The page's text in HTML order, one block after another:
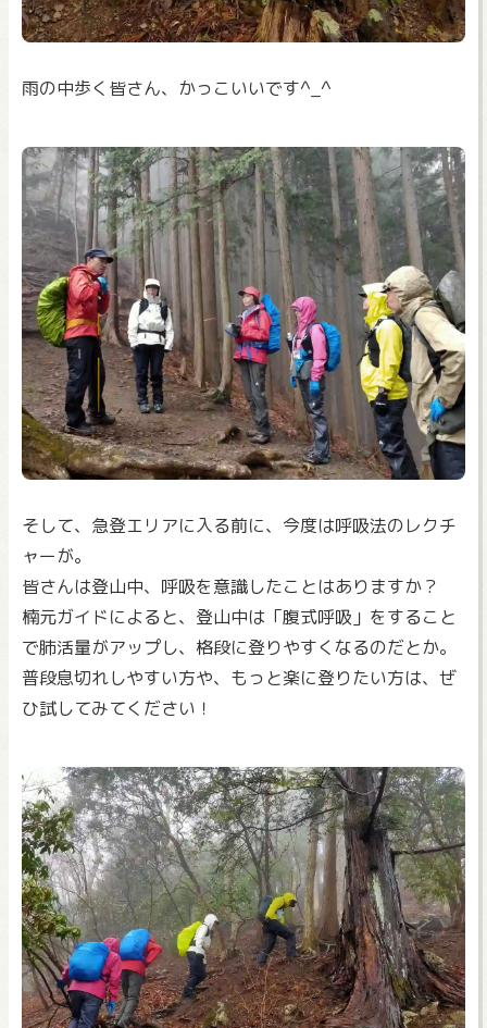
雨の中歩く皆さん、かっこいいです^_^
そして、急登エリアに入る前に、今度は呼吸法のレクチ
ャーが。
皆さんは登山中、呼吸を意識したことはありますか？
楠元ガイドによると、登山中は「腹式呼吸」をすること
で肺活量がアップし、格段に登りやすくなるのだとか。
普段息切れしやすい方や、もっと楽に登りたい方は、ぜ
ひ試してみてください！